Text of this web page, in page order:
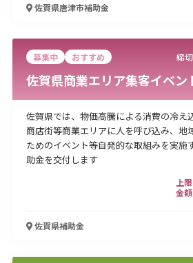
佐賀県唐津市補助金
募集中 おすすめ 締切
佐賀県商業エリア集客イベン
佐賀県では、物価高騰による消費の冷え
商店街等商業エリアに人を呼び込み、地
ためのイベント等自発的な取組みを実施
助金を交付します
上限
金額
佐賀県補助金